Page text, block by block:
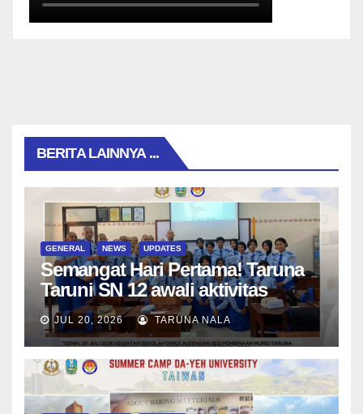
BERITA LAINNYA ...
GENERAL NEWS UPDATES
Semangat Hari Pertama! Taruna
Taruni SN 12 awali aktivitas
bersama Wali Kelas dan Tes
Asesmen Diagnostik
JUL 20, 2026 TARUNA NALA